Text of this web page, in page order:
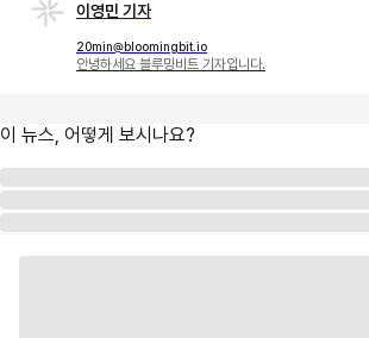
이영민 기자
20min@bloomingbit.io
안녕하세요 블루밍비트 기자입니다.
이 뉴스, 어떻게 보시나요?